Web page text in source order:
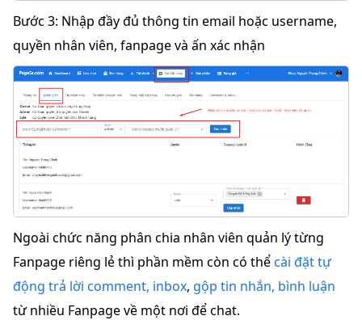
Bước 3: Nhập đầy đủ thông tin email hoặc username,
quyền nhân viên, fanpagevà ấn xác nhận
Ngoài chức năng phân chia nhân viên quản lý từng
Fanpage riêng lẻ thì phần mềm còn có thểcài đặt tự
động trả lời comment, inbox, gộp tin nhắn, bình luận
từ nhiều Fanpage về một nơi để chat.